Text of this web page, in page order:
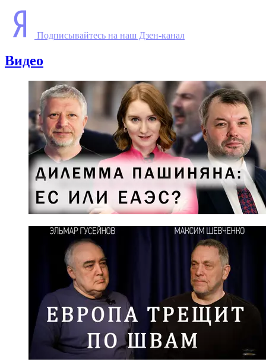
Подписывайтесь на наш Дзен-канал
Видео